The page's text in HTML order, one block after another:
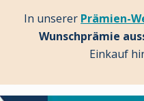
In unserer Prämien-
Wunschprämie
Einkauf